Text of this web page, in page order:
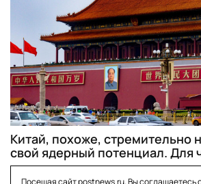
Китай, похоже, стремительно
свой ядерный потенциал. Для
Посещая сайт postnews.ru, Вы соглашаетесь